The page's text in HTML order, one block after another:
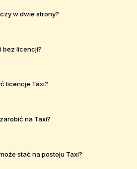
w dwie strony?
bez licencji?
licencje Taxi?
na Taxi?
stać na postoju Taxi?